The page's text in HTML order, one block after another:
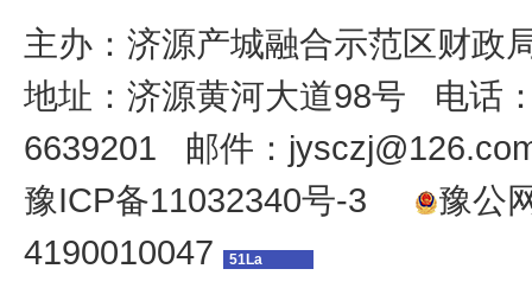
主办： 济源产城融合示范区财政
地址：济源黄河大道98号 电话
6639201 邮件：
豫ICP备11032340号-3
豫公
4190010047
51La